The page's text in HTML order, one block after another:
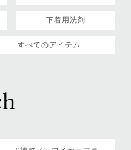
下着用洗剤
すべてのアイテム